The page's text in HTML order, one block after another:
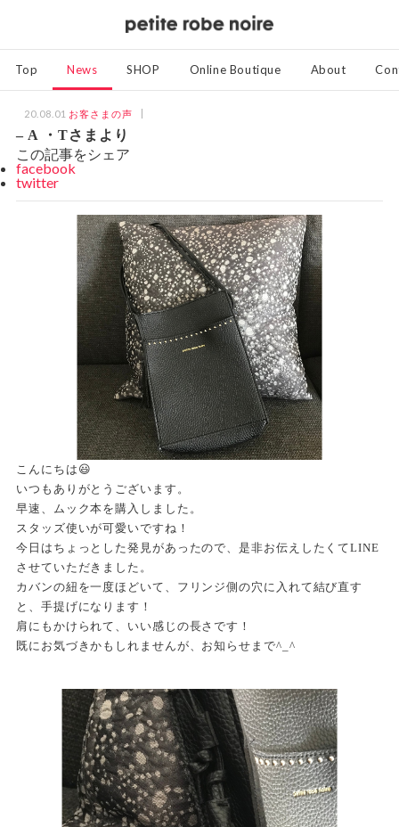
Top News SHOP Online Boutique About
20.08.01 お客さまの声
– A ・Tさまより
この記事をシェア
facebook
twitter
こんにちは😃
いつもありがとうございます。
早速、ムック本を購入しました。
スタッズ使いが可愛いですね！
今日はちょっとした発見があったので、是非お伝えしたくてLINE
させていただきました。
カバンの紐を一度ほどいて、フリンジ側の穴に入れて結び直す
と、手提げになります！
肩にもかけられて、いい感じの長さです！
既にお気づきかもしれませんが、お知らせまで^_^